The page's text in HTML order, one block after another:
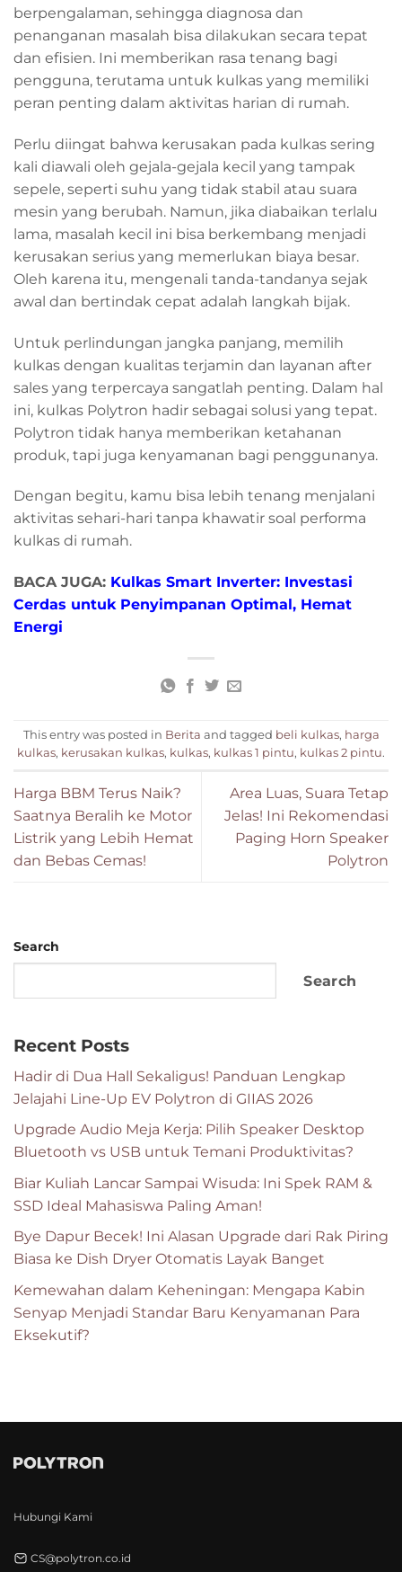
berpengalaman, sehingga diagnosa dan
penanganan masalah bisa dilakukan secara tepat
dan efisien. Ini memberikan rasa tenang bagi
pengguna, terutama untuk kulkas yang memiliki
peran penting dalam aktivitas harian di rumah.
Perlu diingat bahwa kerusakan pada kulkas sering
kali diawali oleh gejala-gejala kecil yang tampak
sepele, seperti suhu yang tidak stabil atau suara
mesin yang berubah. Namun, jika diabaikan terlalu
lama, masalah kecil ini bisa berkembang menjadi
kerusakan serius yang memerlukan biaya besar.
Oleh karena itu, mengenali tanda-tandanya sejak
awal dan bertindak cepat adalah langkah bijak.
Untuk perlindungan jangka panjang, memilih
kulkas dengan kualitas terjamin dan layanan after
sales yang terpercaya sangatlah penting. Dalam hal
ini, kulkas Polytron hadir sebagai solusi yang tepat.
Polytron tidak hanya memberikan ketahanan
produk, tapi juga kenyamanan bagi penggunanya.
Dengan begitu, kamu bisa lebih tenang menjalani
aktivitas sehari-hari tanpa khawatir soal performa
kulkas di rumah.
BACA JUGA: Kulkas Smart Inverter: Investasi
Cerdas untuk Penyimpanan Optimal, Hemat
Energi
This entry was posted in Berita and tagged beli kulkas, harga
kulkas, kerusakan kulkas, kulkas, kulkas 1 pintu, kulkas 2 pintu.
Harga BBM Terus Naik?
Saatnya Beralih ke Motor
Listrik yang Lebih Hemat
dan Bebas Cemas!
Area Luas, Suara Tetap
Jelas! Ini Rekomendasi
Paging Horn Speaker
Polytron
Search
Search
Recent Posts
Hadir di Dua Hall Sekaligus! Panduan Lengkap
Jelajahi Line-Up EV Polytron di GIIAS 2026
Upgrade Audio Meja Kerja: Pilih Speaker Desktop
Bluetooth vs USB untuk Temani Produktivitas?
Biar Kuliah Lancar Sampai Wisuda: Ini Spek RAM &
SSD Ideal Mahasiswa Paling Aman!
Bye Dapur Becek! Ini Alasan Upgrade dari Rak Piring
Biasa ke Dish Dryer Otomatis Layak Banget
Kemewahan dalam Keheningan: Mengapa Kabin
Senyap Menjadi Standar Baru Kenyamanan Para
Eksekutif?
Hubungi Kami
CS@polytron.co.id